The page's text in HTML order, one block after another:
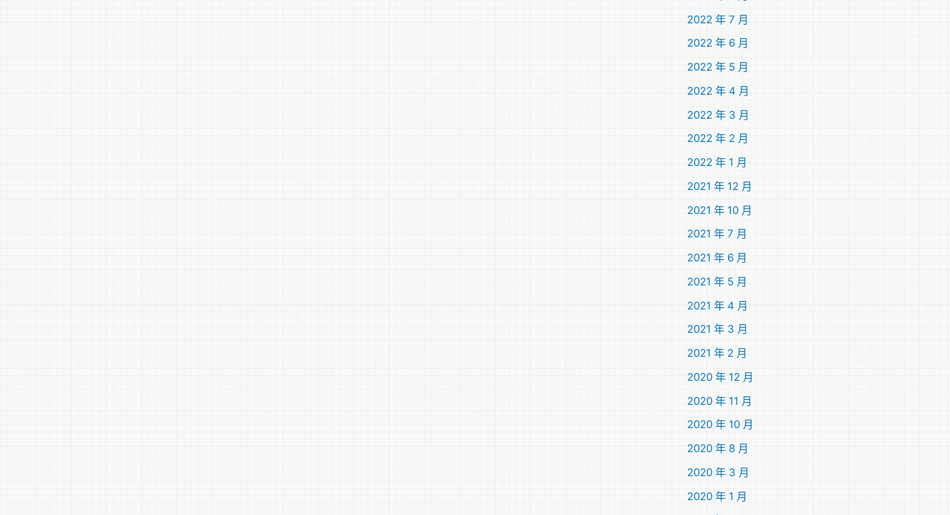
2022 年 7 月
2022 年 6 月
2022 年 5 月
2022 年 4 月
2022 年 3 月
2022 年 2 月
2022 年 1 月
2021 年 12 月
2021 年 10 月
2021 年 7 月
2021 年 6 月
2021 年 5 月
2021 年 4 月
2021 年 3 月
2021 年 2 月
2020 年 12 月
2020 年 11 月
2020 年 10 月
2020 年 8 月
2020 年 3 月
2020 年 1 月